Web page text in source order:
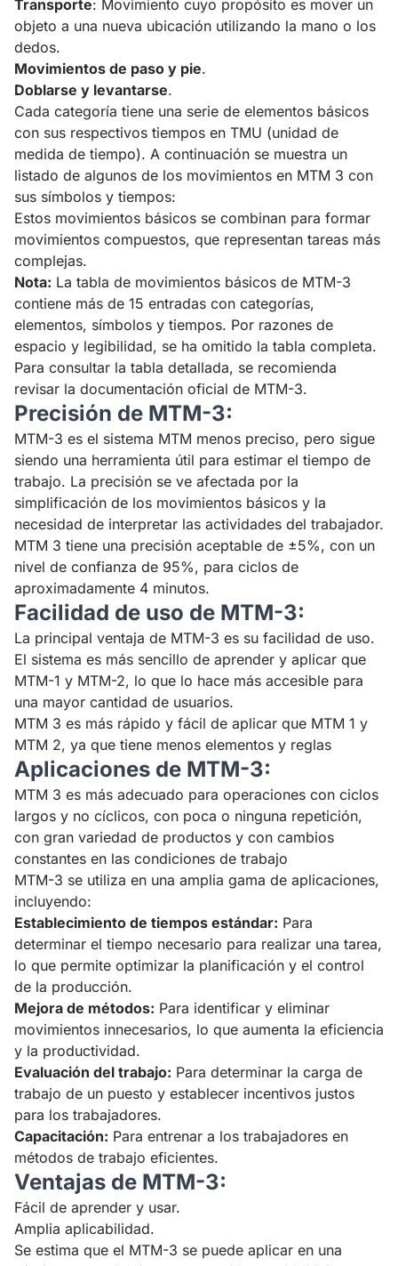
Transporte: Movimiento cuyo propósito es mover un
objeto a una nueva ubicación utilizando la mano o los
dedos.
Movimientos de paso y pie.
Doblarse y levantarse.
Cada categoría tiene una serie de elementos básicos
con sus respectivos tiempos en TMU (unidad de
medida de tiempo). A continuación se muestra un
listado de algunos de los movimientos en MTM 3 con
sus símbolos y tiempos:
Estos movimientos básicos se combinan para formar
movimientos compuestos, que representan tareas más
complejas.
Nota: La tabla de movimientos básicos de MTM-3
contiene más de 15 entradas con categorías,
elementos, símbolos y tiempos. Por razones de
espacio y legibilidad, se ha omitido la tabla completa.
Para consultar la tabla detallada, se recomienda
revisar la documentación oficial de MTM-3.
Precisión de MTM-3:
MTM-3 es el sistema MTM menos preciso, pero sigue
siendo una herramienta útil para estimar el tiempo de
trabajo. La precisión se ve afectada por la
simplificación de los movimientos básicos y la
necesidad de interpretar las actividades del trabajador.
MTM 3 tiene una precisión aceptable de ±5%, con un
nivel de confianza de 95%, para ciclos de
aproximadamente 4 minutos.
Facilidad de uso de MTM-3:
La principal ventaja de MTM-3 es su facilidad de uso.
El sistema es más sencillo de aprender y aplicar que
MTM-1 y MTM-2, lo que lo hace más accesible para
una mayor cantidad de usuarios.
MTM 3 es más rápido y fácil de aplicar que MTM 1 y
MTM 2, ya que tiene menos elementos y reglas
Aplicaciones de MTM-3:
MTM 3 es más adecuado para operaciones con ciclos
largos y no cíclicos, con poca o ninguna repetición,
con gran variedad de productos y con cambios
constantes en las condiciones de trabajo
MTM-3 se utiliza en una amplia gama de aplicaciones,
incluyendo:
Establecimiento de tiempos estándar: Para
determinar el tiempo necesario para realizar una tarea,
lo que permite optimizar la planificación y el control
de la producción.
Mejora de métodos: Para identificar y eliminar
movimientos innecesarios, lo que aumenta la eficiencia
y la productividad.
Evaluación del trabajo: Para determinar la carga de
trabajo de un puesto y establecer incentivos justos
para los trabajadores.
Capacitación: Para entrenar a los trabajadores en
métodos de trabajo eficientes.
Ventajas de MTM-3:
Fácil de aprender y usar.
Amplia aplicabilidad.
Se estima que el MTM-3 se puede aplicar en una